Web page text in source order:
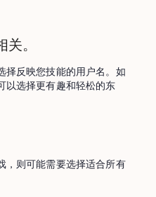
。
择反映您技能的用户名。如
以选择更有趣和轻松的东
，则可能需要选择适合所有